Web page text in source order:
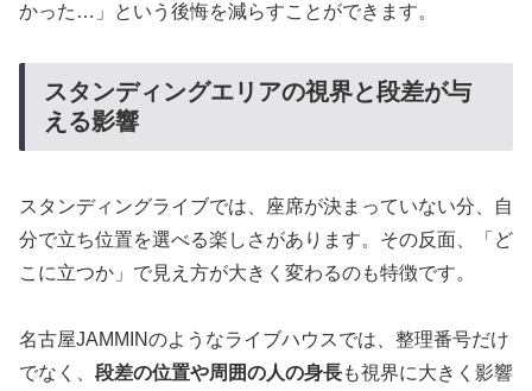
かった…」という後悔を減らすことができます。
スタンディングエリアの視界と段差が与
える影響
スタンディングライブでは、座席が決まっていない分、自
分で立ち位置を選べる楽しさがあります。その反面、「ど
こに立つか」で見え方が大きく変わるのも特徴です。
名古屋JAMMINのようなライブハウスでは、整理番号だけ
でなく、 段差の位置や周囲の人の身長も視界に大きく影響